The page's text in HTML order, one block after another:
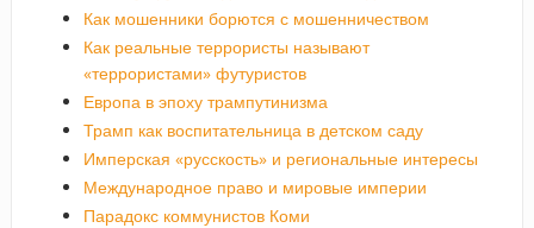
Как мошенники борются с мошенничеством
Как реальные террористы называют
«террористами» футуристов
Европа в эпоху трампутинизма
Трамп как воспитательница в детском саду
Имперская «русскость» и региональные интересы
Международное право и мировые империи
Парадокс коммунистов Коми